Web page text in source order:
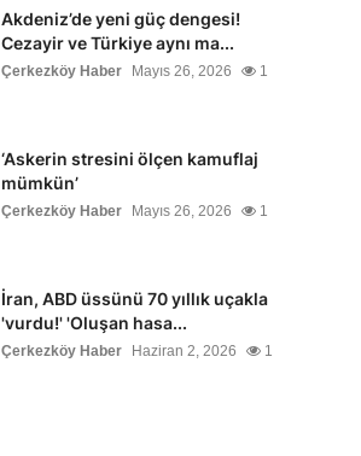
Akdeniz’de yeni güç dengesi!
Cezayir ve Türkiye aynı ma...
Çerkezköy Haber Mayıs 26, 2026 1
‘Askerin stresini ölçen kamuflaj
mümkün’
Çerkezköy Haber Mayıs 26, 2026 1
İran, ABD üssünü 70 yıllık uçakla
'vurdu!' 'Oluşan hasa...
Çerkezköy Haber Haziran 2, 2026 1